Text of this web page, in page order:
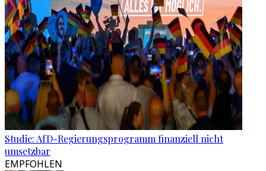
Studie: AfD-Regierungsprogramm finanziell nicht
umsetzbar
EMPFOHLEN